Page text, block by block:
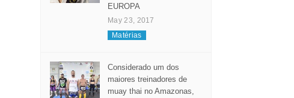
EUROPA
May 23, 2017
Matérias
Considerado um dos
maiores treinadores de
muay thai no Amazonas,